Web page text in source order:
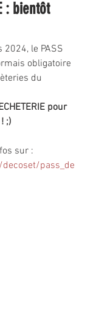
: bientôt
le PASS
obligatoire
du
pour
;)
sur :
pass_de